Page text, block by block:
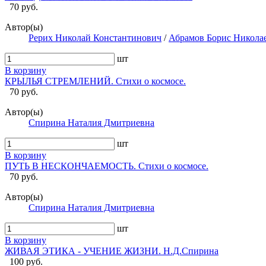
70 руб.
Автор(ы)
Рерих Николай Константинович /Абрамов Борис
шт
В корзину
КРЫЛЬЯ СТРЕМЛЕНИЙ. Стихи о космосе.
70 руб.
Автор(ы)
Спирина Наталия Дмитриевна
шт
В корзину
ПУТЬ В НЕСКОНЧАЕМОСТЬ. Стихи о космосе.
70 руб.
Автор(ы)
Спирина Наталия Дмитриевна
шт
В корзину
ЖИВАЯ ЭТИКА - УЧЕНИЕ ЖИЗНИ. Н.Д.Спирина
100 руб.